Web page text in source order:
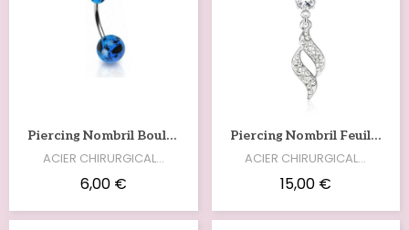
Voir Piercing Nombril Boules En Acrylique Bleu Électrique Tachetées NOM201B
ACIER CHIRURGICAL…
6,00 €
Voir Piercing Nombril Feuille Avec Zirconium Blanc NOM200
ACIER CHIRURGICAL…
15,00 €